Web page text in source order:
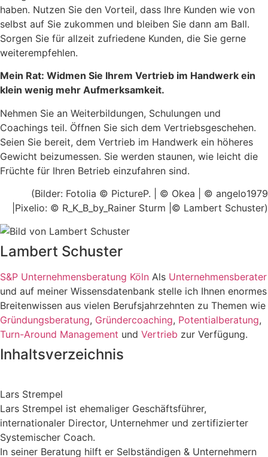
haben. Nutzen Sie den Vorteil, dass Ihre Kunden wie von
selbst auf Sie zukommen und bleiben Sie dann am Ball.
Sorgen Sie für allzeit zufriedene Kunden, die Sie gerne
weiterempfehlen.
Mein Rat: Widmen Sie Ihrem Vertrieb im Handwerk ein
klein wenig mehr Aufmerksamkeit.
Nehmen Sie an Weiterbildungen, Schulungen und
Coachings teil. Öffnen Sie sich dem Vertriebsgeschehen.
Seien Sie bereit, dem Vertrieb im Handwerk ein höheres
Gewicht beizumessen. Sie werden staunen, wie leicht die
Früchte für Ihren Betrieb einzufahren sind.
(Bilder: Fotolia © PictureP. | © Okea | © angelo1979
|Pixelio: © R_K_B_by_Rainer Sturm |© Lambert Schuster)
Lambert Schuster
S&P Unternehmensberatung Köln Als Unternehmensberater
und auf meiner Wissensdatenbank stelle ich Ihnen enormes
Breitenwissen aus vielen Berufsjahrzehnten zu Themen wie
Gründungsberatung, Gründercoaching, Potentialberatung,
Turn-Around Management und Vertrieb zur Verfügung.
Inhaltsverzeichnis
Lars Strempel
Lars Strempel ist ehemaliger Geschäftsführer,
internationaler Director, Unternehmer und zertifizierter
Systemischer Coach.
In seiner Beratung hilft er Selbständigen & Unternehmern